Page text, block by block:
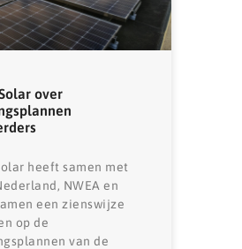
over
heeft samen met
NWEA en
een zienswijze
op de
van de